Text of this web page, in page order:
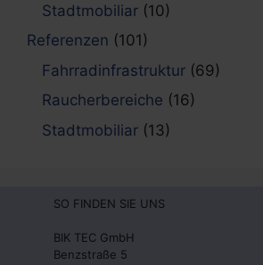
Stadtmobiliar (10)
Referenzen (101)
Fahrradinfrastruktur (69)
Raucherbereiche (16)
Stadtmobiliar (13)
SO FINDEN SIE UNS
BIK TEC GmbH
Benzstraße 5